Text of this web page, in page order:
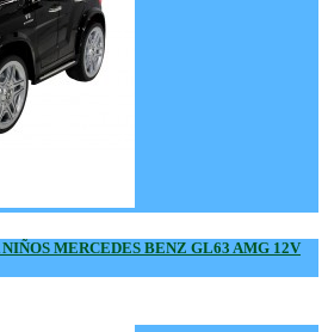
MERCEDES BENZ GL63 AMG 12V